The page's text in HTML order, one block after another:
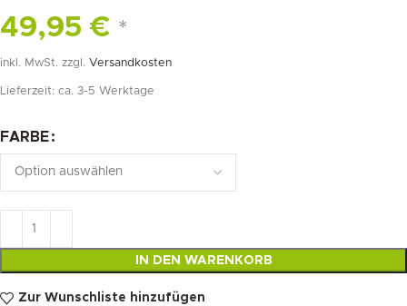
49,95 € *
inkl. MwSt. zzgl. Versandkosten
Lieferzeit: ca. 3-5 Werktage
FARBE
IN DEN WARENKORB
Zur Wunschliste hinzufügen